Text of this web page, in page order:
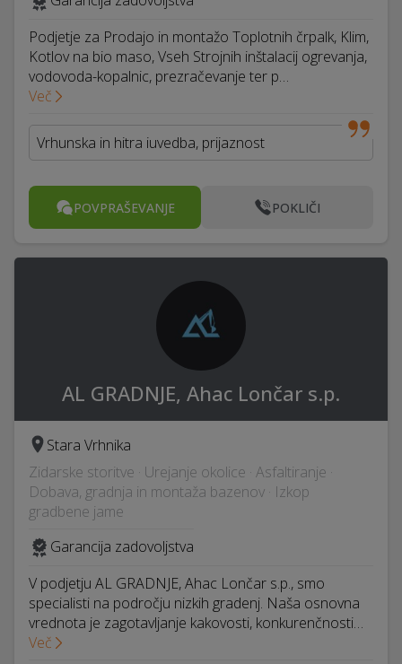
Podjetje za Prodajo in montažo Toplotnih črpalk, Klim,
Kotlov na bio maso, Vseh Strojnih inštalacij ogrevanja,
vodovoda-kopalnic, prezračevanje ter p…
Več
Vrhunska in hitra iuvedba, prijaznost
POVPRAŠEVANJE POKLIČI
AL GRADNJE, Ahac Lončar s.p.
Stara Vrhnika
Zidarske storitve · Urejanje okolice · Asfaltiranje ·
Dobava, gradnja in montaža bazenov · Izkop
gradbene jame
Garancija zadovoljstva
V podjetju AL GRADNJE, Ahac Lončar s.p., smo
specialisti na področju nizkih gradenj. Naša osnovna
vrednota je zagotavljanje kakovosti, konkurenčnosti…
Več